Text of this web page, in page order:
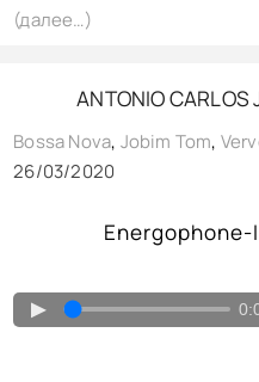
(далее…)
ANTONIO CARLOS
Bossa Nova, Jobim Tom,
26/03/2020
Energophone-
▲